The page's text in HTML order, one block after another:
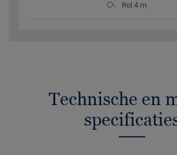
Rol 4 m
Technische en